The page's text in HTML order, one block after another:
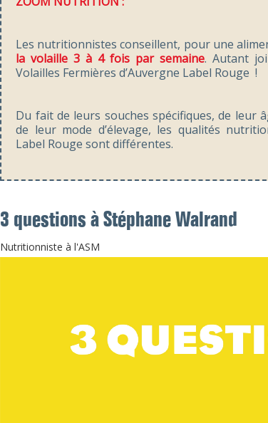
Poularde fermière d'Auvergne
OU TROUVER NOS VOLAILLES ?
Les nutritionnistes conseillent, pour une
la volaille 3 à 4 fois par semaine. Autant
Volailles Fermières d’Auvergne Label Rouge !
Du fait de leurs souches spécifiques, de leur
de leur mode d’élevage, les qualités
Label Rouge sont différentes.
3 questions à Stéphane Walrand
Nutritionniste à l'ASM